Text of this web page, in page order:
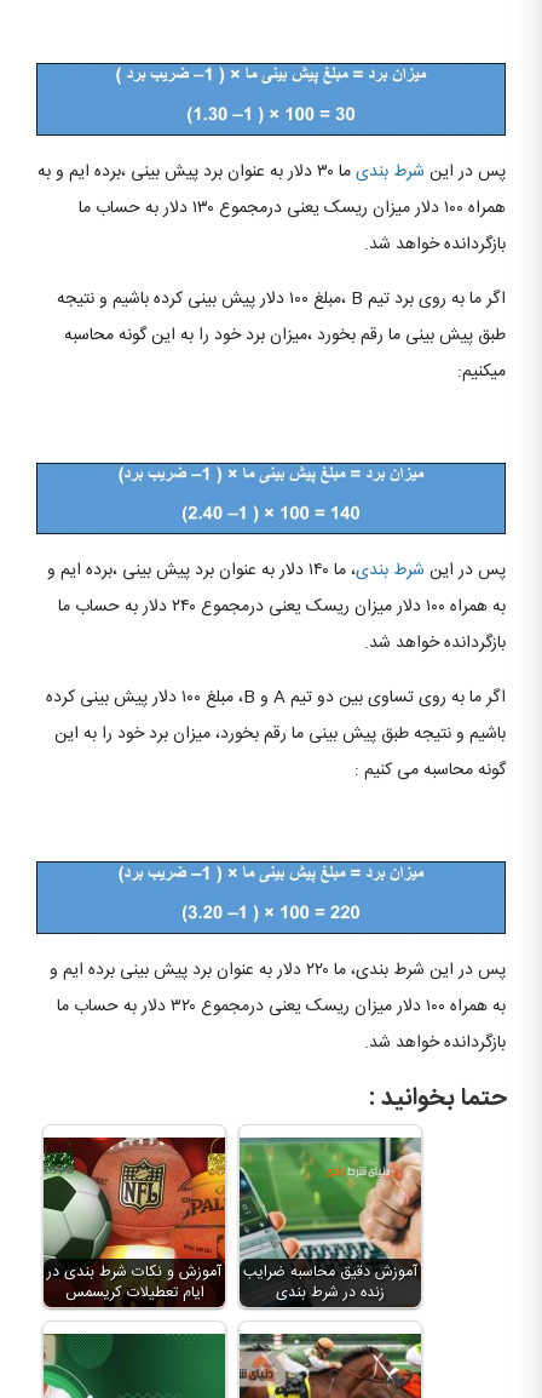
پس در این شرط بندی
ما ۳۰ دلار به عنوان برد پیش بینی ،برده ایم و به
همراه ۱۰۰ دلار میزان ریسک یعنی درمجموع ۱۳۰ دلار به حساب ما
بازگردانده خواهد شد.
اگر ما به روی برد تیم B ،مبلغ ۱۰۰ دلار پیش بینی کرده باشیم و نتیجه
طبق پیش بینی ما رقم بخورد ،میزان برد خود را به این گونه محاسبه
میکنیم:
پس در این شرط بندی
، ما ۱۴۰ دلار به عنوان برد پیش بینی ،برده ایم و
به همراه ۱۰۰ دلار میزان ریسک یعنی درمجموع ۲۴۰ دلار به حساب ما
بازگردانده خواهد شد.
اگر ما به روی تساوی بین دو تیم A و B، مبلغ ۱۰۰ دلار پیش بینی کرده
باشیم و نتیجه طبق پیش بینی ما رقم بخورد، میزان برد خود را به این
گونه محاسبه می کنیم :
پس در این شرط بندی، ما ۲۲۰ دلار به عنوان برد پیش بینی برده ایم و
به همراه ۱۰۰ دلار میزان ریسک یعنی درمجموع ۳۲۰ دلار به حساب ما
بازگردانده خواهد شد.
حتما بخوانید :
آموزش و نکات شرط بندی در
ایام تعطیلات کریسمس
آموزش دقیق محاسبه ضرایب
زنده در شرط بندی